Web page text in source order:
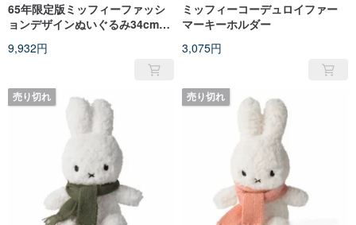
65年限定版ミッフィーファッシ
ョンデザインぬいぐるみ34cmエ
9,932円
ミッフィーコーデュロイファー
マーキーホルダー
3,075円
売り切れ 売り切れ